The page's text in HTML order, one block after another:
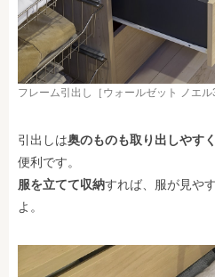
フレーム引出し［ウォールゼット ノエル3
引出しは奥のものも取り出しやす
便利です。
服を立てて収納すれば、服が見や
よ。